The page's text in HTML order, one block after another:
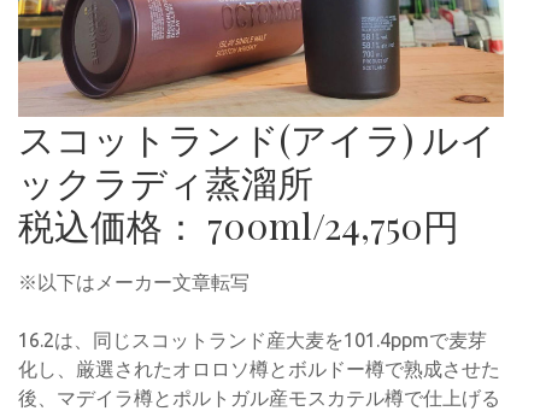
スコットランド(アイラ) ルイ
ックラディ蒸溜所
税込価格： 700ml/24,750円
※以下はメーカー文章転写
16.2は、同じスコットランド産大麦を101.4ppmで麦芽
化し、厳選されたオロロソ樽とボルドー樽で熟成させた
後、マデイラ樽とポルトガル産モスカテル樽で仕上げる